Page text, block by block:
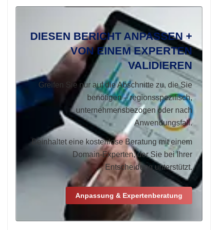
DIESEN BERICHT ANPASSEN +
VON EINEM EXPERTEN
VALIDIEREN
Greifen Sie nur auf die Abschnitte zu, die Sie
benötigen – regionsspezifisch,
unternehmensbezogen oder nach
Anwendungsfall.
Beinhaltet eine kostenlose Beratung mit einem
Domain-Experten, der Sie bei Ihrer
Entscheidung unterstützt.
Anpassung & Expertenberatung